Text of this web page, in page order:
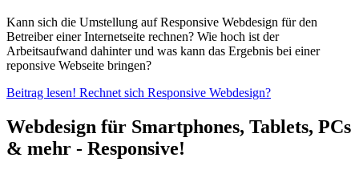
Kann sich die Umstellung auf Responsive Webdesign für den
Betreiber einer Internetseite rechnen? Wie hoch ist der
Arbeitsaufwand dahinter und was kann das Ergebnis bei einer
reponsive Webseite bringen?
Beitrag lesen! Rechnet sich Responsive Webdesign?
Webdesign für Smartphones, Tablets, PCs
& mehr - Responsive!